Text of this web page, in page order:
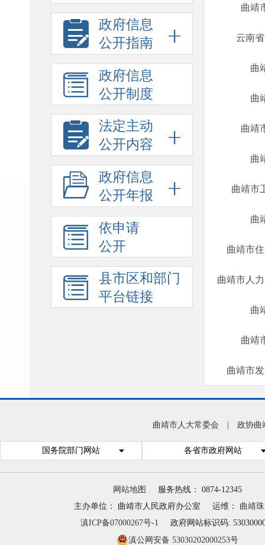
政府信息
公开指南
政府信息
公开制度
法定主动
公开内容
政府信息
公开年报
依申请
公开
县市区和部门
平台链接
曲靖
云南
曲
曲
曲靖
曲
曲靖市
曲
曲靖市
曲靖市人
曲
曲靖
曲靖市
曲靖市人大常委会 政协曲
国务院部门网站 各省市政府网站
网站地图
服务热线： 0874-12345
主办单位： 曲靖市人民政府办公室
运维： 曲靖
滇ICP备07000267号-1
政府网站标识码:
滇公网安备 53030202000253号